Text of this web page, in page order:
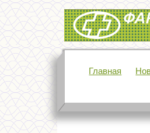
Интернет-аптека
Главная